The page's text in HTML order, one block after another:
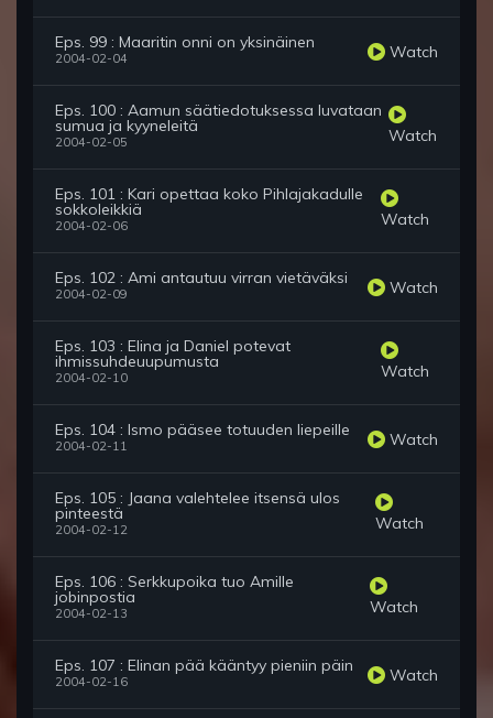
Eps. 99 : Maaritin onni on yksinäinen
2004-02-04 Watch
Eps. 100 : Aamun säätiedotuksessa luvataan
sumua ja kyyneleitä
2004-02-05 Watch
Eps. 101 : Kari opettaa koko Pihlajakadulle
sokkoleikkiä
2004-02-06 Watch
Eps. 102 : Ami antautuu virran vietäväksi
2004-02-09 Watch
Eps. 103 : Elina ja Daniel potevat
ihmissuhdeuupumusta
2004-02-10 Watch
Eps. 104 : Ismo pääsee totuuden liepeille
2004-02-11 Watch
Eps. 105 : Jaana valehtelee itsensä ulos
pinteestä
2004-02-12 Watch
Eps. 106 : Serkkupoika tuo Amille
jobinpostia
2004-02-13 Watch
Eps. 107 : Elinan pää kääntyy pieniin päin
2004-02-16 Watch